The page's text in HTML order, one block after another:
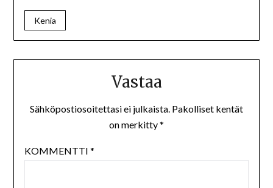
Kenia
Vastaa
Sähköpostiosoitettasi ei julkaista. Pakolliset kentät
on merkitty*
KOMMENTTI *